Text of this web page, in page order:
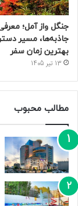
جنگل واز آمل؛
جاذبه‌ها، مسیر
بهترین زمان سفر
13 تیر 1405
مطالب محبوب